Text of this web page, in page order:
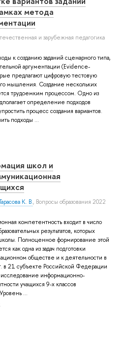
метода
и зарубежная педагогика
к созданию заданий сценарного типа,
аргументации (Evidence-
предлагают цифровую тестовую
мышления. Создание нескольких
трудоемким процессом. Одно из
определение подходов
процесс создания вариантов.
подходы ...
школ и
К. В., Вопросы образования 2022
компетентность входит в число
результатов, которых
Полноценное формирование этой
как одна из задач подготовки
обществе и к деятельности в
в 21 субъекте Российской Федерации
информационно-
учащихся 9-х классов
...